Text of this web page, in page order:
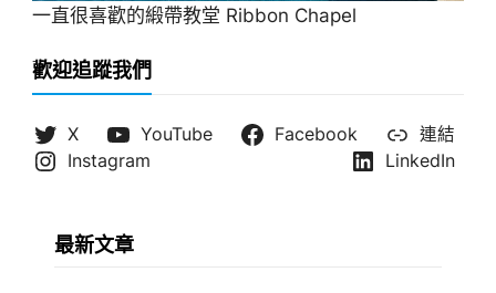
一直很喜歡的緞帶教堂 Ribbon Chapel
歡迎追蹤我們
X YouTube Facebook
連結
Instagram
LinkedIn
最新文章